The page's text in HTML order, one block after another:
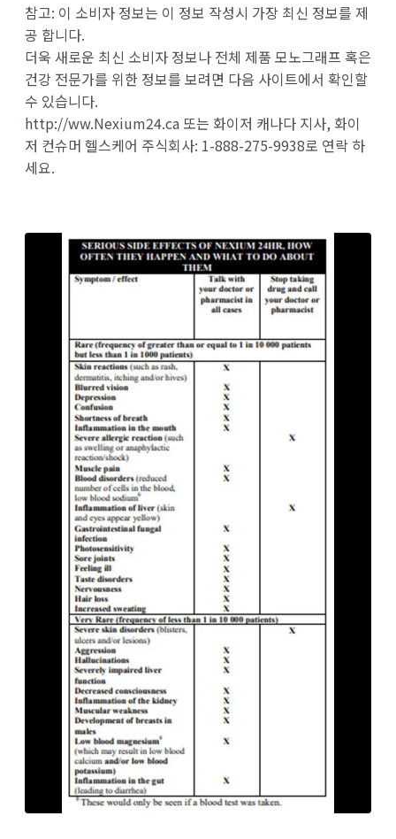
참고: 이 소비자 정보는 이 정보 작성시 가장 최신 정보를 제
공 합니다.
더욱 새로운 최신 소비자 정보나 전체 제품 모노그래프 혹은
건강 전문가를 위한 정보를 보려면 다음 사이트에서 확인할
수 있습니다.
http://ww.Nexium24.ca 또는 화이저 캐나다 지사, 화이
저 컨슈머 헬스케어 주식회사: 1-888-275-9938로 연락 하
세요.